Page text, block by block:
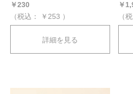
￥230
（税込：
￥253 ）
詳細を見る
￥
（